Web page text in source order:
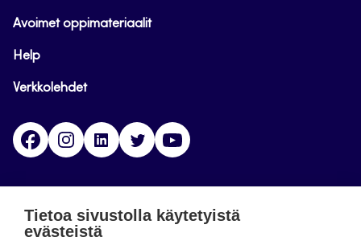
Avoimet oppimateriaalit
Help
Verkkolehdet
FacebookInstagramLinkedinTwitter
Tietoa sivustolla käytetyistä
evästeistä